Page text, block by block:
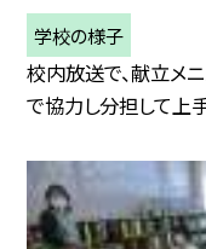
学校の様子
校内放送で、献立メ
で協力し分担して上